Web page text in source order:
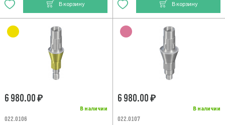
В корзину В корзину
В наличии
6 980.00₽
022.0106
В наличии
6 980.00₽
022.0107